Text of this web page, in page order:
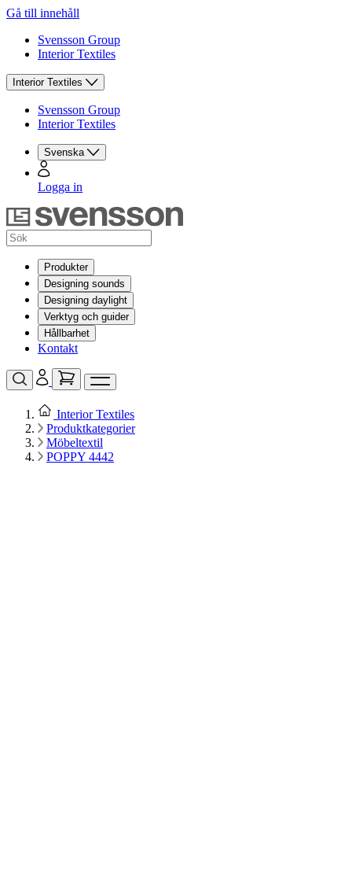
Gå till innehåll
Svensson Group
Interior Textiles
Interior Textiles
Svensson Group
Interior Textiles
Svenska
Logga in
Produkter
Designing sounds
Designing daylight
Verktyg och guider
Hållbarhet
Kontakt
Interior Textiles
Produktkategorier
Möbeltextil
POPPY 4442